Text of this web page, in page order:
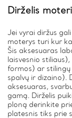
Dirželis
Jei vyrai diržus
moterys turi kur
Šis aksesuaras
laisvesnio
formos) ar stilingų
spalvų ir dizaino).
aksesuaras,
gamą. Dirželis
ploną derinkite
platesnis tiks prie